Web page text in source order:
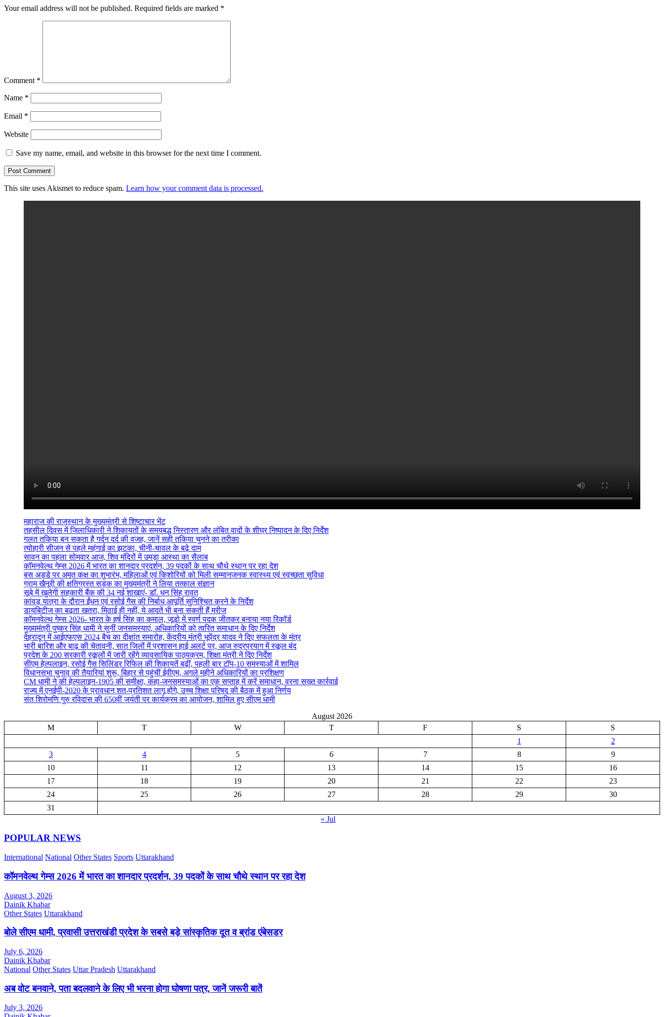
Your email address will not be published. Required fields are marked *
Comment *
Name *
Email *
Website
Save my name, email, and website in this browser for the next time I comment.
This site uses Akismet to reduce spam. Learn how your comment data is processed.
महाराज की राजस्थान के मुख्यमंत्री से शिष्टाचार भेंट
तहसील दिवस में जिलाधिकारी ने शिकायतों के समयबद्ध निस्तारण और लंबित वादों के शीघ्र निष्पादन के दिए निर्देश
गलत तकिया बन सकता है गर्दन दर्द की वजह, जानें सही तकिया चुनने का तरीका
त्योहारी सीजन से पहले महंगाई का झटका, चीनी-चावल के बढ़े दाम
सावन का पहला सोमवार आज, शिव मंदिरों में उमड़ा आस्था का सैलाब
कॉमनवेल्थ गेम्स 2026 में भारत का शानदार प्रदर्शन, 39 पदकों के साथ चौथे स्थान पर रहा देश
बस अड्डे पर अमृत कक्ष का शुभारंभ, महिलाओं एवं किशोरियों को मिली सम्मानजनक स्वास्थ्य एवं स्वच्छता सुविधा
ग्राम खैनूरी की क्षतिग्रस्त सड़क का मुख्यमंत्री ने लिया तत्काल संज्ञान
सूबे में खुलेगी सहकारी बैंक की 34 नई शाखाएं- डाॅ. धन सिंह रावत
कांवड़ यात्रा के दौरान ईंधन एवं रसोई गैस की निर्बाध आपूर्ति सुनिश्चित करने के निर्देश
डायबिटीज का बढ़ता खतरा, मिठाई ही नहीं, ये आदतें भी बना सकती हैं मरीज
कॉमनवेल्थ गेम्स 2026- भारत के हर्ष सिंह का कमाल, जूडो में स्वर्ण पदक जीतकर बनाया नया रिकॉर्ड
मुख्यमंत्री पुष्कर सिंह धामी ने सुनीं जनसमस्याएं, अधिकारियों को त्वरित समाधान के दिए निर्देश
देहरादून में आईएफएस 2024 बैच का दीक्षांत समारोह, केंद्रीय मंत्री भूपेंद्र यादव ने दिए सफलता के मंत्र
भारी बारिश और बाढ़ की चेतावनी, सात जिलों में प्रशासन हाई अलर्ट पर, आज रुद्रप्रयाग में स्कूल बंद
प्रदेश के 200 सरकारी स्कूलों में जारी रहेंगे व्यावसायिक पाठ्यक्रम, शिक्षा मंत्री ने दिए निर्देश
सीएम हेल्पलाइन, रसोई गैस सिलिंडर रिफिल की शिकायतें बढ़ीं, पहली बार टॉप-10 समस्याओं में शामिल
विधानसभा चुनाव की तैयारियां शुरू, बिहार से पहुंचीं ईवीएम, अगले महीने अधिकारियों का प्रशिक्षण
CM धामी ने की हेल्पलाइन-1905 की समीक्षा, कहा-जनसमस्याओं का एक सप्ताह में करें समाधान, वरना सख्त कार्रवाई
राज्य में एनईपी-2020 के प्रावधान शत-प्रतिशत लागू होंगे, उच्च शिक्षा परिषद की बैठक में हुआ निर्णय
संत शिरोमणि गुरु रविदास की 650वीं जयंती पर कार्यक्रम का आयोजन, शामिल हुए सीएम धामी
August 2026
M
T W T F S
S
1
2
3
4 5 6 7 8
9
10
11 12 13 14 15
16
17
18 19 20 21 22
23
24
25 26 27 28 29
30
31
« Jul
POPULAR NEWS
International National Other States Sports Uttarakhand
कॉमनवेल्थ गेम्स 2026 में भारत का शानदार प्रदर्शन, 39 पदकों के साथ चौथे स्थान पर रहा देश
August 3, 2026
Dainik Khabar
Other States Uttarakhand
बोले सीएम धामी, प्रवासी उत्तराखंडी प्रदेश के सबसे बड़े सांस्कृतिक दूत व ब्रांड एंबेसडर
July 6, 2026
Dainik Khabar
National Other States Uttar Pradesh Uttarakhand
अब वोट बनवाने, पता बदलवाने के लिए भी भरना होगा घोषणा पत्र, जानें जरूरी बातें
July 3, 2026